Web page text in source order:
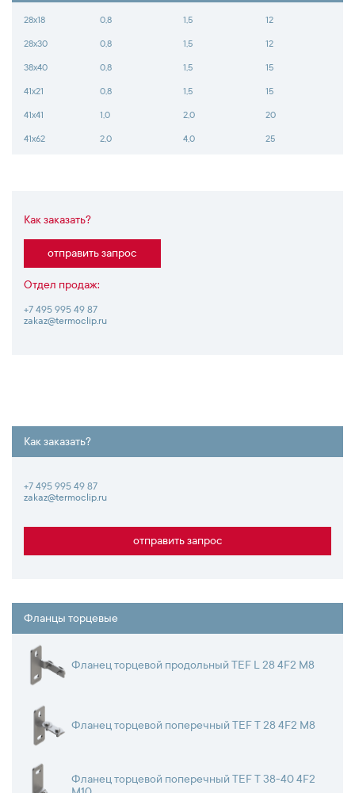
28х18 0,8 1,5 12
28х30 0,8 1,5 12
38х40 0,8 1,5 15
41х21 0,8 1,5 15
41х41 1,0 2,0 20
41х62 2,0 4,0 25
Как заказать?
отправить запрос
Отдел продаж:
+7 495 995 49 87
zakaz@termoclip.ru
Как заказать?
+7 495 995 49 87
zakaz@termoclip.ru
отправить запрос
Фланцы торцевые
Фланец торцевой продольный TEF L 28 4F2 M8
Фланец торцевой поперечный TEF T 28 4F2 M8
Фланец торцевой поперечный TEF T 38-40 4F2